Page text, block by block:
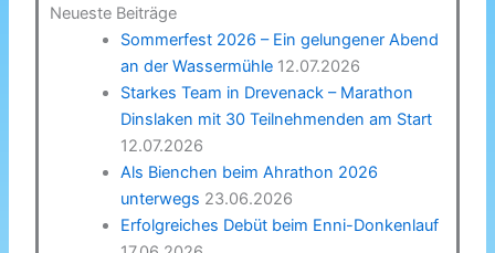
Neueste Beiträge
Sommerfest 2026 – Ein gelungener Abend
an der Wassermühle 12.07.2026
Starkes Team in Drevenack – Marathon
Dinslaken mit 30 Teilnehmenden am Start
12.07.2026
Als Bienchen beim Ahrathon 2026
unterwegs 23.06.2026
Erfolgreiches Debüt beim Enni-Donkenlauf